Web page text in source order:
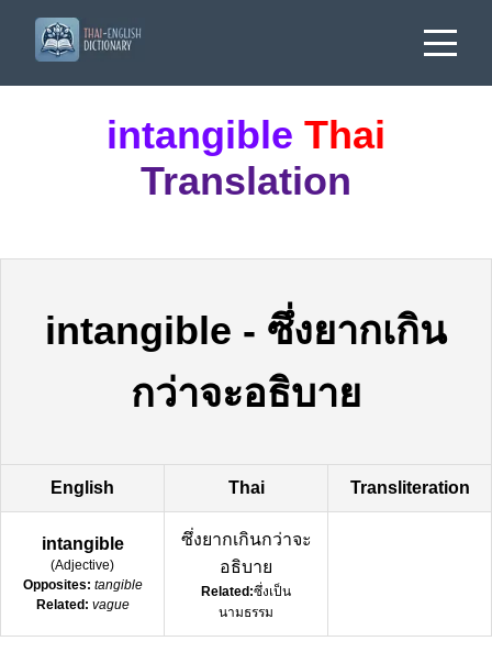
intangible Thai
Translation
intangible - ซึ่งยากเกิน
กว่าจะอธิบาย
English Thai Transliteration
intangible
(Adjective)
Opposites: tangible
Related: vague
ซึ่งยากเกินกว่าจะ
อธิบาย
Related:ซึ่งเป็น
นามธรรม